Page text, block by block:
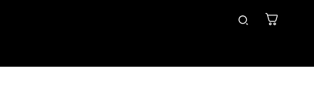
Search